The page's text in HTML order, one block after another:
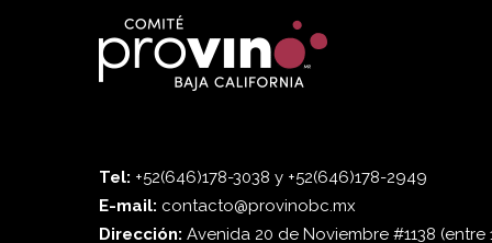
Tel: +52(646)178-3038 y +52(646)178-2949
E-mail: contacto@provinobc.mx
Dirección: Avenida 20 de Noviembre #1138 (entre